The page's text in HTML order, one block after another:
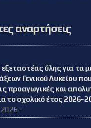
αναρτήσεις
ύλης για τα
Γενικού Λυκείου
προαγωγικές και
το σχολικό έτος 2026-
2026 -